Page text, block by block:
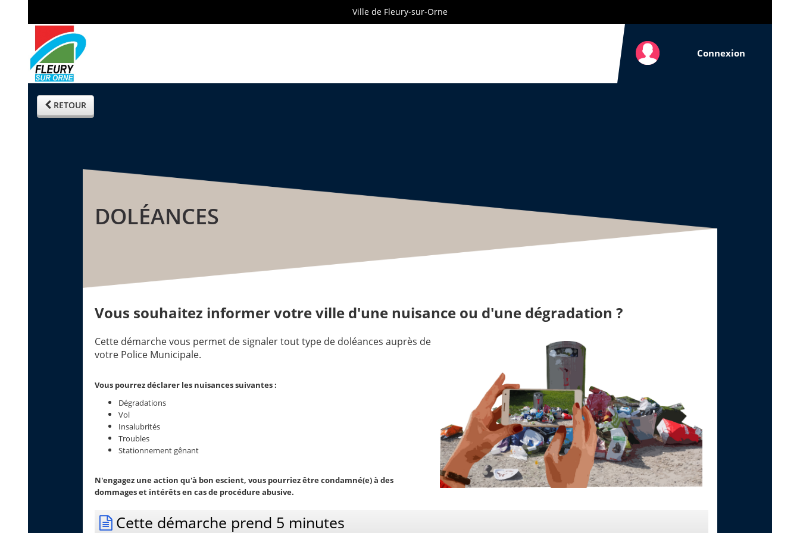
Ville de Fleury-sur-Orne
Connexion
RETOUR
DOLÉANCES
Vous souhaitez informer votre ville d'une nuisance ou d'une dégradation ?
Cette démarche vous permet de signaler tout type de doléances auprès de
votre Police Municipale.
Vous pourrez déclarer les nuisances suivantes:
Dégradations
Vol
Insalubrités
Troubles
Stationnement gênant
N'engagez une action qu'à bon escient, vous pourriez être condamné(e) à des
dommages et intérêts en cas de procédure abusive.
Cette démarche prend 5 minutes